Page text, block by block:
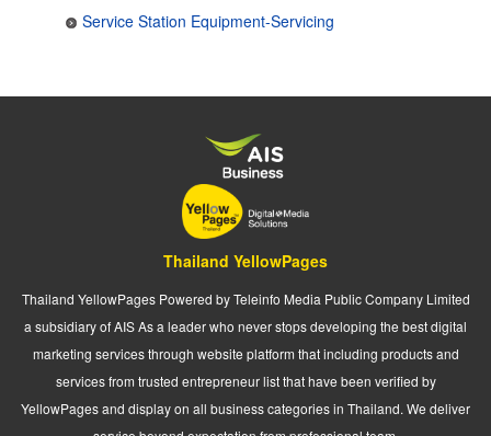
Service Station Equipment-Servicing
Thailand YellowPages
Thailand YellowPages Powered by Teleinfo Media Public Company Limited
a subsidiary of AIS As a leader who never stops developing the best digital
marketing services through website platform that including products and
services from trusted entrepreneur list that have been verified by
YellowPages and display on all business categories in Thailand. We deliver